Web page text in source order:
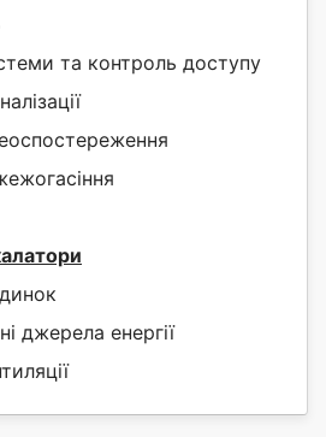
та контроль доступу
джерела енергії